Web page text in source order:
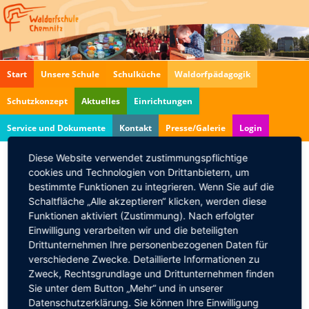
Start Unsere Schule Schulküche Waldorfpädagogik
Schutzkonzept Aktuelles Einrichtungen
Service und Dokumente Kontakt Presse/Galerie Login
Basar-Treffen
21.03.2017, 18:00
Es heißt nun auswerten und Abläufe planen für den
nächsten Basar. Kommen Sie doch Mal vorbei. Wir
freuen uns über jeden Interessierten.
Ort: Mensa des Oberstufengebäudes in der
Sandstr. 102
Diese Website verwendet zustimmungspflichtige
cookies und Technologien von Drittanbietern, um
bestimmte Funktionen zu integrieren. Wenn Sie auf die
Schaltfläche „Alle akzeptieren“ klicken, werden diese
Funktionen aktiviert (Zustimmung). Nach erfolgter
Einwilligung verarbeiten wir und die beteiligten
Drittunternehmen Ihre personenbezogenen Daten für
verschiedene Zwecke. Detaillierte Informationen zu
Zweck, Rechtsgrundlage und Drittunternehmen finden
Sie unter dem Button „Mehr“ und in unserer
Datenschutzerklärung. Sie können Ihre Einwilligung